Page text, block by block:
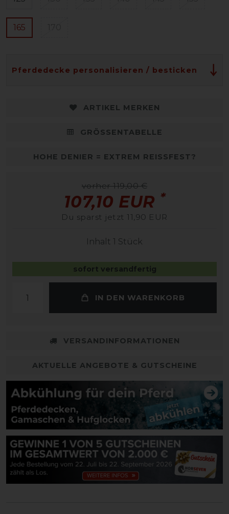
165
Pferdedecke personalisieren / besticken
ARTIKEL MERKEN
GRÖSSENTABELLE
HOHE DENIER = EXTREM REISSFEST?
vorher 119,00 €
107,10 EUR *
Du sparst jetzt 11,90 EUR
Inhalt 1 Stück
sofort versandfertig
IN DEN WARENKORB
VERSANDINFORMATIONEN
AKTUELLE ANGEBOTE & GUTSCHEINE